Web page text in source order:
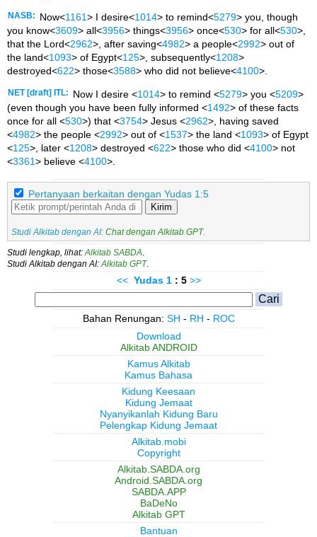
NASB: Now<1161> I desire<1014> to remind<5279> you, though
you know<3609> all<3956> things<3956> once<530> for all<530>,
that the Lord<2962>, after saving<4982> a people<2992> out of
the land<1093> of Egypt<125>, subsequently<1208>
destroyed<622> those<3588> who did not believe<4100>.
NET [draft] ITL: Now I desire <1014> to remind <5279> you <5209>
(even though you have been fully informed <1492> of these facts
once for all <530>) that <3754> Jesus <2962>, having saved
<4982> the people <2992> out of <1537> the land <1093> of Egypt
<125>, later <1208> destroyed <622> those who did <4100> not
<3361> believe <4100>.
Pertanyaan berkaitan dengan Yudas 1:5
Kirim
Studi Alkitab dengan AI: Chat dengan Alkitab GPT.
Studi lengkap, lihat: Alkitab SABDA
Studi Alkitab dengan AI: Alkitab GPT.
<< Yudas 1 : 5 >>
Bahan Renungan: SH - RH - ROC
Download
Alkitab ANDROID
Kamus Alkitab
Kamus Bahasa
Kidung Keesaan
Kidung Jemaat
Nyanyikanlah Kidung Baru
Pelengkap Kidung Jemaat
Alkitab.mobi
Copyright
Alkitab.SABDA.org
Android.SABDA.org
SABDA.APP
BaDeNo
Alkitab GPT
Bantuan